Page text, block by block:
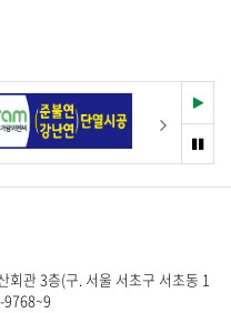
재
생
멈
춤
관 3층(구. 서울 서초구 서초동 1
9768~9